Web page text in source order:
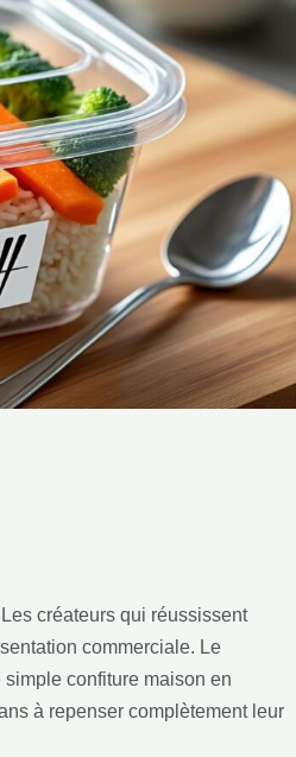
créateurs qui réussissent
commerciale. Le
confiture maison en
à repenser complètement leur